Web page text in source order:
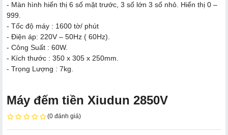
- Màn hình hiển thị 6 số mặt trước, 3 số lớn 3 số nhỏ. Hiển thị 0 –
999.
- Tốc độ máy : 1600 tờ/ phút
- Điện áp: 220V – 50Hz ( 60Hz).
- Công Suất : 60W.
- Kích thước : 350 x 305 x 250mm.
- Trọng Lượng : 7kg.
Máy đếm tiền Xiudun 2850V
(0 đánh giá)